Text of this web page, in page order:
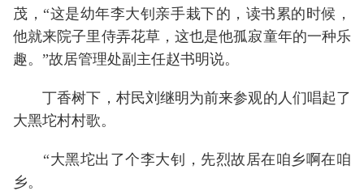
茂，“这是幼年李大钊亲手栽下的，读书累的时候，
他就来院子里侍弄花草，这也是他孤寂童年的一种乐
趣。”故居管理处副主任赵书明说。
丁香树下，村民刘继明为前来参观的人们唱起了
大黑坨村村歌。
“大黑坨出了个李大钊，先烈故居在咱乡啊在咱
乡。